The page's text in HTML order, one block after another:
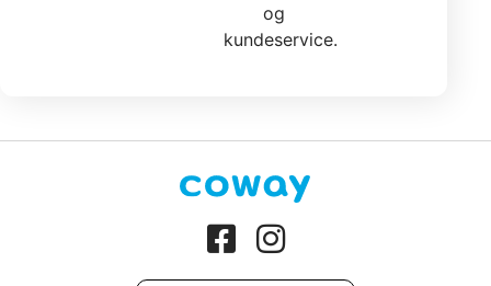
og
kundeservice.